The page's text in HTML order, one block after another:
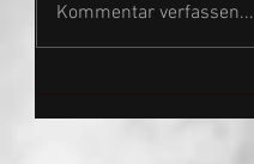
Kommentar verfassen...